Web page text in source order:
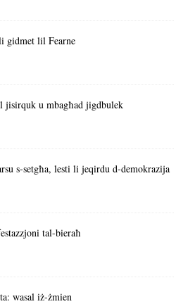
gidmet lil Fearne
jisirquk u mbagħad jigdbulek
s-setgħa, lesti li jeqirdu d-demokrazija
tal-bieraħ
wasal iż-żmien